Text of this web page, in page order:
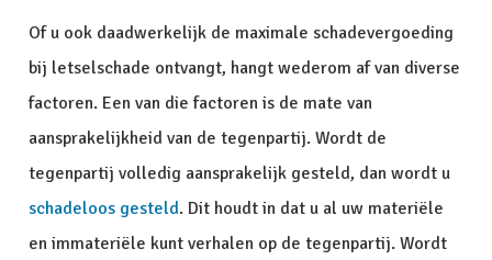
Of u ook daadwerkelijk de maximale schadevergoeding
bij letselschade ontvangt, hangt wederom af van diverse
factoren. Een van die factoren is de mate van
aansprakelijkheid van de tegenpartij. Wordt de
tegenpartij volledig aansprakelijk gesteld, dan wordt u
schadeloos gesteld. Dit houdt in dat u al uw materiële
en immateriële kunt verhalen op de tegenpartij. Wordt